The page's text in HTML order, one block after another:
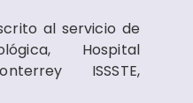
al servicio de
Hospital
ISSSTE,